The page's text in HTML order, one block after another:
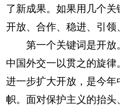
了新成果。如果用几个关
开放、合作、稳进、引领
第一个关键词是开放
中国外交一以贯之的旋律
进一步扩大开放，是今
帜。面对保护主义的抬